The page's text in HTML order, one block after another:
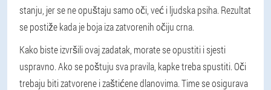
stanju, jer se ne opuštaju samo oči, već i ljudska psiha. Rezultat
se postiže kada je boja iza zatvorenih očiju crna.
Kako biste izvršili ovaj zadatak, morate se opustiti i sjesti
uspravno. Ako se poštuju sva pravila, kapke treba spustiti. Oči
trebaju biti zatvorene i zaštićene dlanovima. Time se osigurava